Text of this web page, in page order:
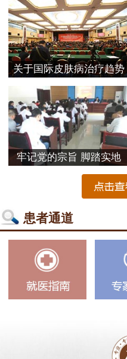
关于国际皮肤病治疗趋势
探
牢记党的宗旨 脚踏实地
患者通道